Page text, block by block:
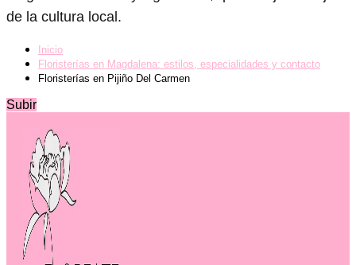
de la cultura local.
Inicio
Floristerías en Magdalena: estilos, especialidades y contacto
Floristerías en Pijiño Del Carmen
Subir